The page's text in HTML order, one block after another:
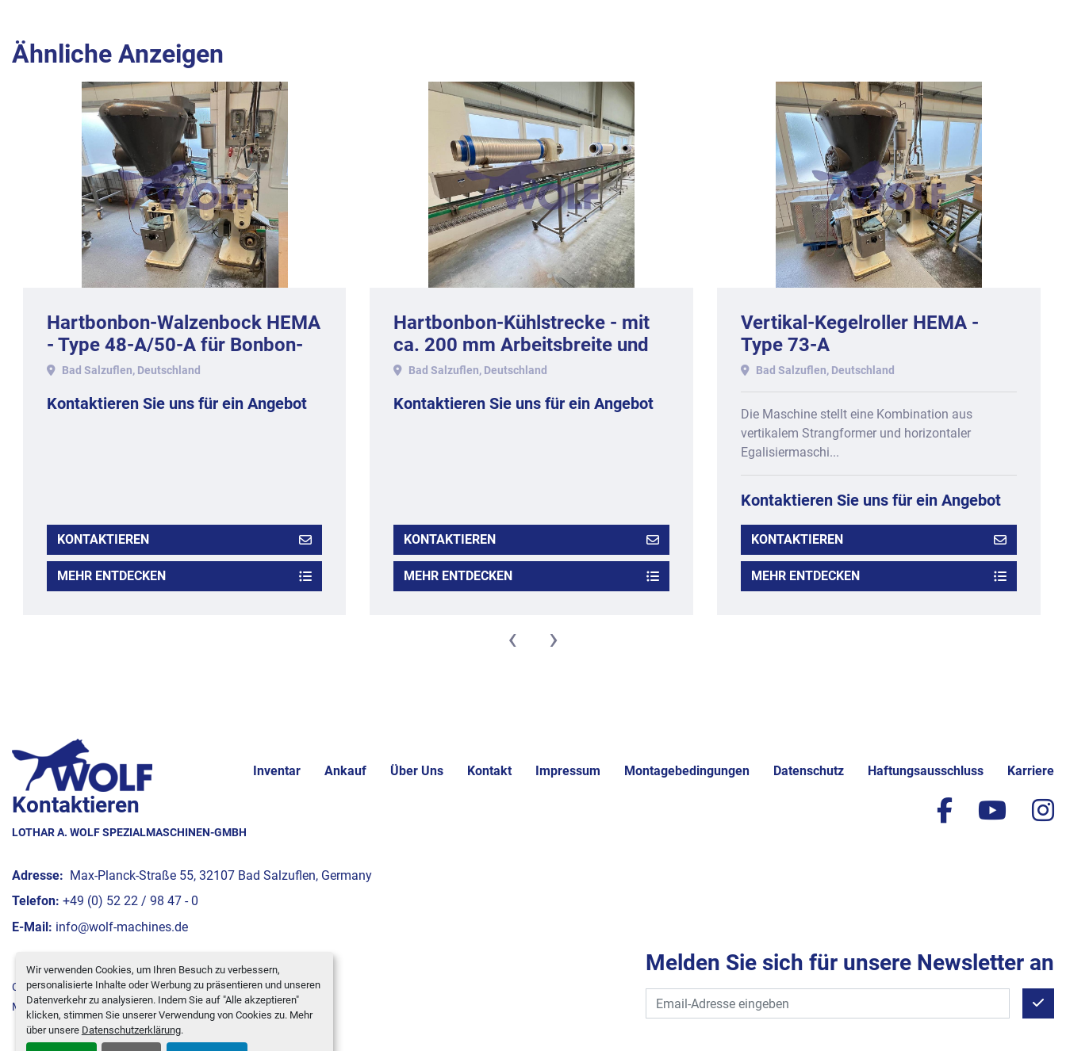
Wir verwenden Cookies, um Ihren Besuch zu verbessern,
personalisierte Inhalte oder Werbung zu präsentieren und unseren
Datenverkehr zu analysieren. Indem Sie auf "Alle akzeptieren"
klicken, stimmen Sie unserer Verwendung von Cookies zu. Mehr
über unsere Datenschutzerklärung.
Ähnliche Anzeigen
Hartbonbon-Walzenbock HEMA
- Type 48-A/50-A für Bonbon-
Lutscher, Baujahr 1986.
Bad Salzuflen, Deutschland
Kontaktieren Sie uns für ein Angebot
KONTAKTIEREN
MEHR ENTDECKEN
Hartbonbon-Kühlstrecke - mit
ca. 200 mm Arbeitsbreite und
16 Meter Länge.
Bad Salzuflen, Deutschland
Kontaktieren Sie uns für ein Angebot
KONTAKTIEREN
MEHR ENTDECKEN
Vertikal-Kegelroller HEMA -
Type 73-A
Bad Salzuflen, Deutschland
Die Maschine stellt eine Kombination aus
vertikalem Strangformer und horizontaler
Egalisiermaschi...
Kontaktieren Sie uns für ein Angebot
KONTAKTIEREN
MEHR ENTDECKEN
‹ ›
Inventar Ankauf Über Uns Kontakt Impressum Montagebedingungen Datenschutz Haftungsausschluss Karriere
Kontaktieren
LOTHAR A. WOLF SPEZIALMASCHINEN-GMBH
Adresse: Max-Planck-Straße 55, 32107 Bad Salzuflen, Germany
Telefon: +49 (0) 52 22 / 98 47 - 0
E-Mail: info@wolf-machines.de
Cookie-Einstellungen
Machinio System-Website vonMachinio
facebook
Melden Sie sich für unsere Newsletter an